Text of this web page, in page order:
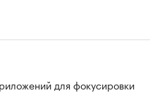
для фокусировки